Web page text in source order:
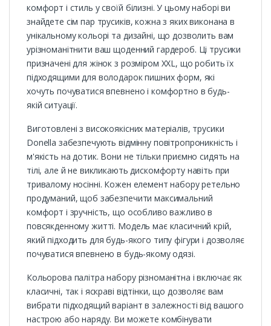
комфорт і стиль у своїй білизні. У цьому наборі ви
знайдете сім пар трусиків, кожна з яких виконана в
унікальному кольорі та дизайні, що дозволить вам
урізноманітнити ваш щоденний гардероб. Ці трусики
призначені для жінок з розміром XXL, що робить їх
підходящими для володарок пишних форм, які
хочуть почуватися впевнено і комфортно в будь-
якій ситуації.
Виготовлені з високоякісних матеріалів, трусики
Donella забезпечують відмінну повітропроникність і
м'якість на дотик. Вони не тільки приємно сидять на
тілі, але й не викликають дискомфорту навіть при
тривалому носінні. Кожен елемент набору ретельно
продуманий, щоб забезпечити максимальний
комфорт і зручність, що особливо важливо в
повсякденному житті. Модель має класичний крій,
який підходить для будь-якого типу фігури і дозволяє
почуватися впевнено в будь-якому одязі.
Кольорова палітра набору різноманітна і включає як
класичні, так і яскраві відтінки, що дозволяє вам
вибрати підходящий варіант в залежності від вашого
настрою або наряду. Ви можете комбінувати